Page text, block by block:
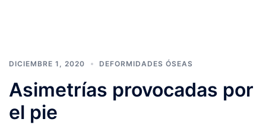
DICIEMBRE 1, 2020 DEFORMIDADES ÓSEAS
Asimetrías provocadas por
el pie